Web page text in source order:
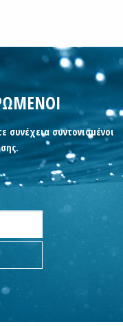
συνέχεια συντονισμένοι